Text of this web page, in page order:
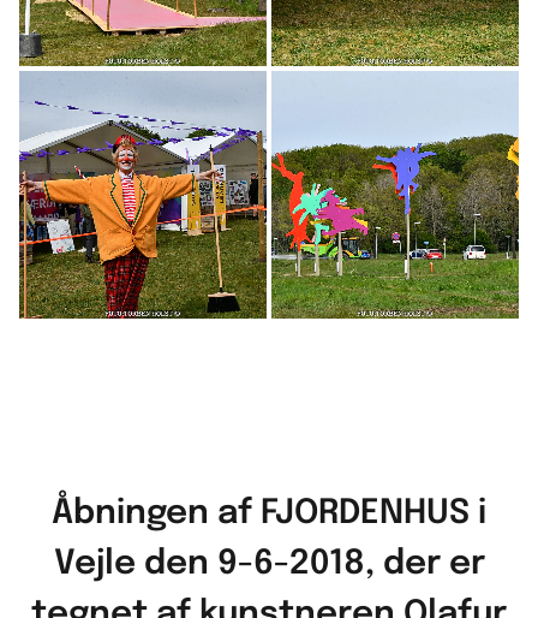
Åbningen af FJORDENHUS i
Vejle den 9-6-2018, der er